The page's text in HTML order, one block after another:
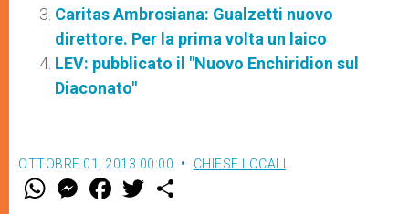
Caritas Ambrosiana: Gualzetti nuovo
direttore. Per la prima volta un laico
LEV: pubblicato il "Nuovo Enchiridion sul
Diaconato"
OTTOBRE 01, 2013 00:00 CHIESE LOCALI
W M
e
F
a w